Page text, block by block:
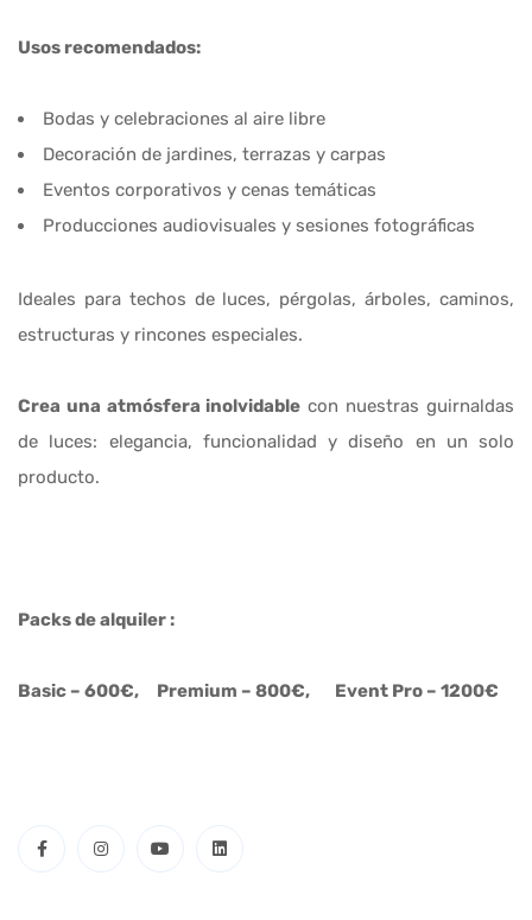
Usos recomendados:
Bodas y celebraciones al aire libre
Decoración de jardines, terrazas y carpas
Eventos corporativos y cenas temáticas
Producciones audiovisuales y sesiones fotográficas
Ideales para techos de luces, pérgolas, árboles, caminos,
estructuras y rincones especiales.
Crea una atmósfera inolvidable con nuestras guirnaldas
de luces: elegancia, funcionalidad y diseño en un solo
producto.
Packs de alquiler :
Basic – 600€, Premium – 800€, Event Pro – 1200€